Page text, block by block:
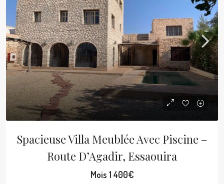
Spacieuse Villa Meublée Avec Piscine –
Route D’Agadir, Essaouira
Mois 1 400€